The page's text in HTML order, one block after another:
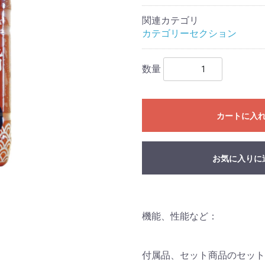
関連カテゴリ
カテゴリーセクション
数量
カートに入
お気に入りに
機能、性能など：
付属品、セット商品のセット